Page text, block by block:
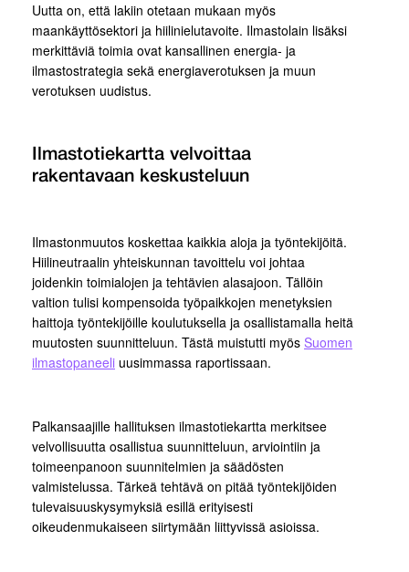
Uutta on, että lakiin otetaan mukaan myös
maankäyttösektori ja hiilinielutavoite. Ilmastolain lisäksi
merkittäviä toimia ovat kansallinen energia- ja
ilmastostrategia sekä energiaverotuksen ja muun
verotuksen uudistus.
Ilmastotiekartta velvoittaa
rakentavaan keskusteluun
Ilmastonmuutos koskettaa kaikkia aloja ja työntekijöitä.
Hiilineutraalin yhteiskunnan tavoittelu voi johtaa
joidenkin toimialojen ja tehtävien alasajoon. Tällöin
valtion tulisi kompensoida työpaikkojen menetyksien
haittoja työntekijöille koulutuksella ja osallistamalla heitä
muutosten suunnitteluun. Tästä muistutti myös Suomen
ilmastopaneeli uusimmassa raportissaan.
Palkansaajille hallituksen ilmastotiekartta merkitsee
velvollisuutta osallistua suunnitteluun, arviointiin ja
toimeenpanoon suunnitelmien ja säädösten
valmistelussa. Tärkeä tehtävä on pitää työntekijöiden
tulevaisuuskysymyksiä esillä erityisesti
oikeudenmukaiseen siirtymään liittyvissä asioissa.